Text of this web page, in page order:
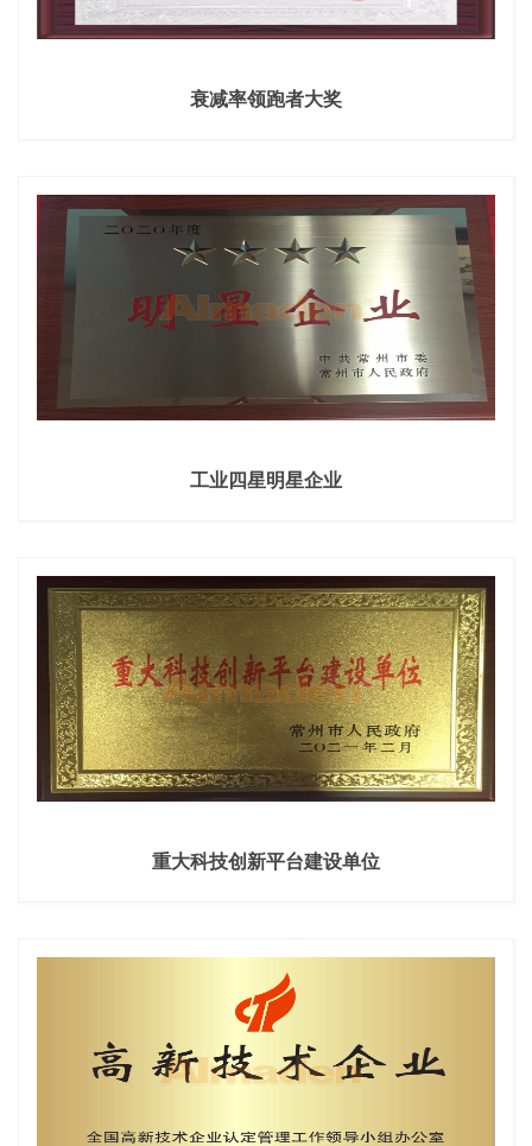
衰减率领跑者大奖
工业四星明星企业
重大科技创新平台建设单位